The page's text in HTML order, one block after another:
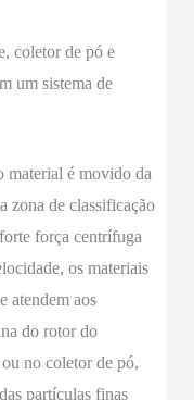
coletor de pó e
um sistema de
material é movido da
zona de classificação
força centrífuga
os materiais
atendem aos
do rotor do
no coletor de pó,
partículas finas